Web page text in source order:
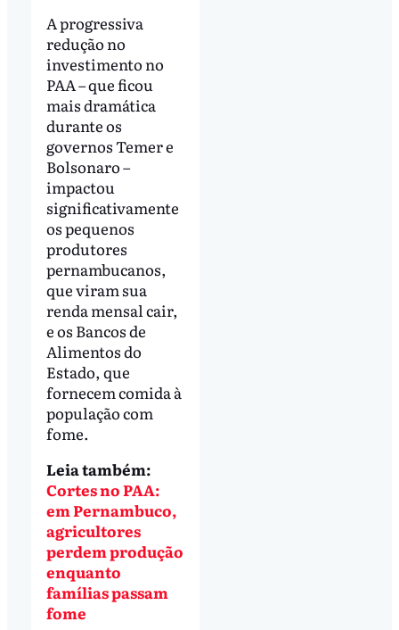
A progressiva
redução no
investimento no
PAA – que ficou
mais dramática
durante os
governos Temer e
Bolsonaro –
impactou
significativamente
os pequenos
produtores
pernambucanos,
que viram sua
renda mensal cair,
e os Bancos de
Alimentos do
Estado, que
fornecem comida à
população com
fome.
Leia também:
Cortes no PAA:
em Pernambuco,
agricultores
perdem produção
enquanto
famílias passam
fome